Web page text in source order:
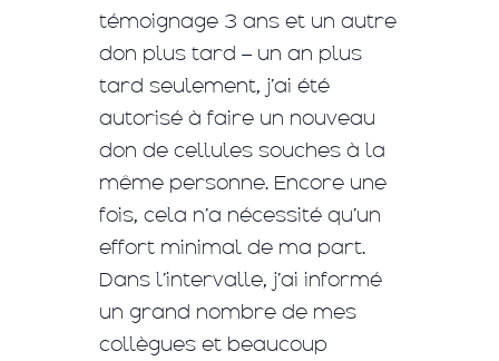
témoignage 3 ans et un autre
don plus tard – un an plus
tard seulement, j’ai été
autorisé à faire un nouveau
don de cellules souches à la
même personne. Encore une
fois, cela n’a nécessité qu’un
effort minimal de ma part.
Dans l’intervalle, j’ai informé
un grand nombre de mes
collègues et beaucoup